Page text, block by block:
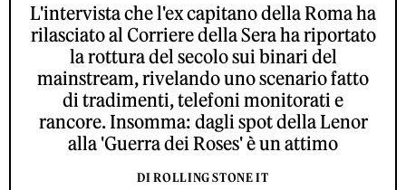
L'intervista che l'ex capitano della Roma ha
rilasciato al Corriere della Sera ha riportato
la rottura del secolo sui binari del
mainstream, rivelando uno scenario fatto
di tradimenti, telefoni monitorati e
rancore. Insomma: dagli spot della Lenor
alla 'Guerra dei Roses' è un attimo
DI ROLLING STONE IT